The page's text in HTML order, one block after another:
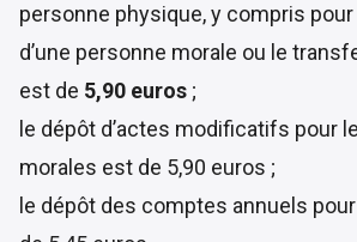
personne physique, y compris pour
d’une personne morale ou le
est de 5,90 euros ;
le dépôt d’actes modificatifs pour
morales est de 5,90 euros ;
le dépôt des comptes annuels